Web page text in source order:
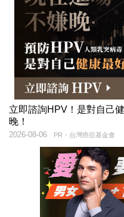
立即諮詢HPV！是對自己
晚！
PR・台灣癌症基金會
2026-08-06